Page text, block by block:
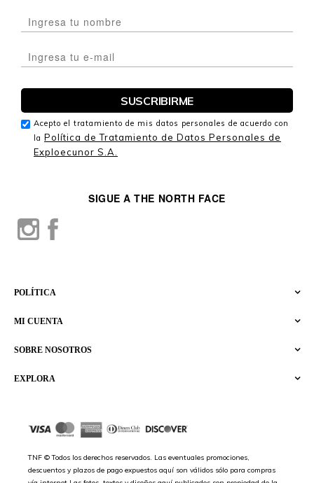
EXPLORA
SOBRE NOSOTROS
MI CUENTA
POLÍTICA
SIGUE A THE NORTH FACE
TNF © Todos los derechos reservados. Las eventuales promociones,
descuentos y plazos de pago expuestos aquí son válidos sólo para compras
Acepto el tratamiento de mis datos personales de acuerdo con
la Política de Tratamiento de Datos Personales de
Exploecunor S.A.